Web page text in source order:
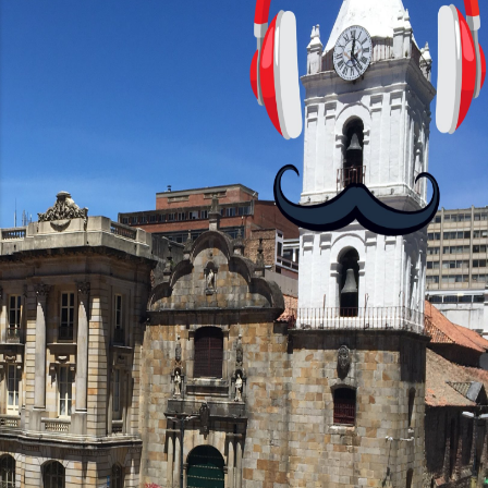
visuales. ¿Será posible que una app que
antes nos enseñó francés, ahora nos
convierta en jugadores de ajedrez? Aún
no podrás jugar contra otros humanos
La aplicación Duolingo fue lanzada en
2012 y cuenta con más de 37 millones
de usuarios activos diarios. Desde 2022,
ha empeza...